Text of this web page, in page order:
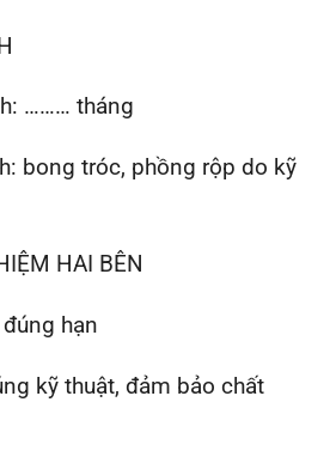
……… tháng
bong tróc, phồng rộp do kỹ
HAI BÊN
hạn
kỹ thuật, đảm bảo chất